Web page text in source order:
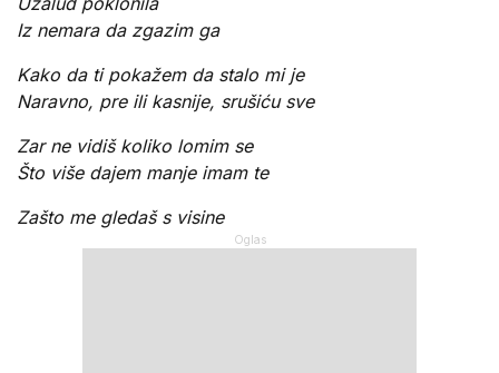
Iz nemara da zgazim ga
Kako da ti pokažem da stalo mi je
Naravno, pre ili kasnije, srušiću sve
Zar ne vidiš koliko lomim se
Što više dajem manje imam te
Zašto me gledaš s visine